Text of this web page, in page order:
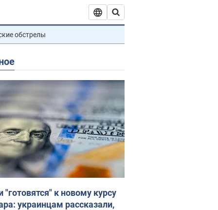
обстрелы
"готовятся" к новому курсу
украинцам рассказали,